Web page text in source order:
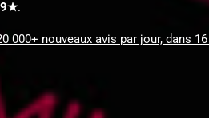
.
000+ nouveaux avis par jour, dans